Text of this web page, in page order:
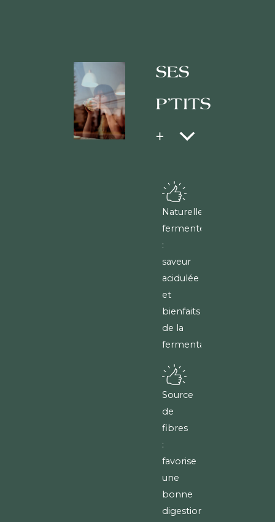
SES
P'TITS
+
Naturellement
fermenté
:
saveur
acidulée
et
bienfaits
de la
fermentation.
Source
de
fibres
:
favorise
une
bonne
digestion.